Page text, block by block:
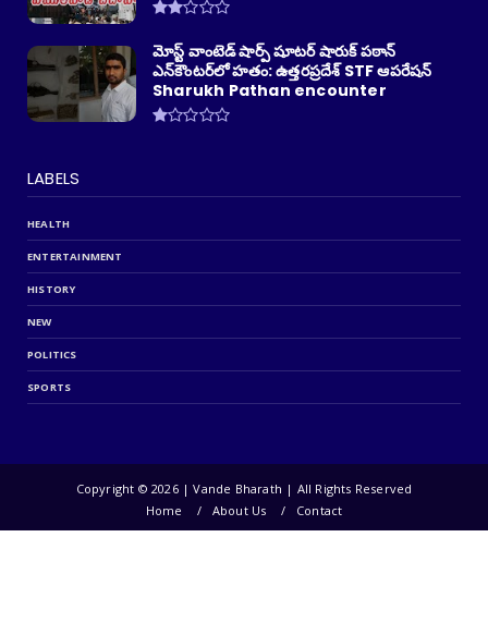
మోస్ట్ వాంటెడ్ షార్ప్ షూటర్ షారుక్ పఠాన్
ఎన్‌కౌంటర్‌లో హతం: ఉత్తరప్రదేశ్ STF ఆపరేషన్
Sharukh Pathan encounter
LABELS
HEALTH
ENTERTAINMENT
HISTORY
NEW
POLITICS
SPORTS
Copyright © 2026 | Vande Bharath | All Rights Reserved
Home
About Us Contact